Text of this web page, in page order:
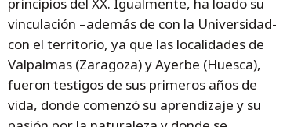
vinculación –además de con la Universidad-
con el territorio, ya que las localidades de
Valpalmas (Zaragoza) y Ayerbe (Huesca),
fueron testigos de sus primeros años de
vida, donde comenzó su aprendizaje y su